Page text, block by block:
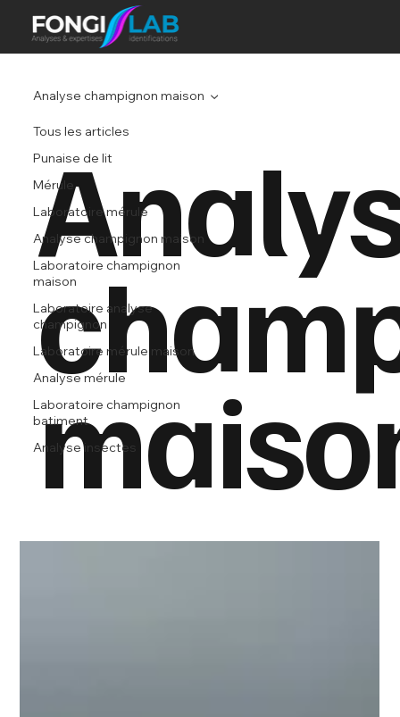
Tous les articles
Punaise de lit
Mérule
Laboratoire mérule
Analyse champignon maison
Laboratoire champignon
maison
Laboratoire analyse
champignon
Laboratoire mérule maison
Analyse mérule
Laboratoire champignon
batiment
Analyse insectes
Analyse champignon maison